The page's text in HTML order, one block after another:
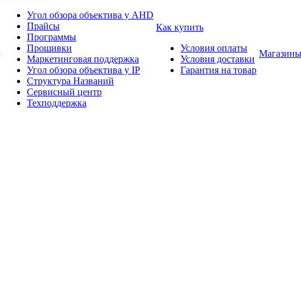
Угол обзора объектива у AHD
Прайсы
Программы
Прошивки
Маркетинговая поддержка
Угол обзора объектива у IP
Структура Названий
Сервисный центр
Техподдержка
Как купить
Условия оплаты
Условия доставки
Гарантия на товар
Магазины